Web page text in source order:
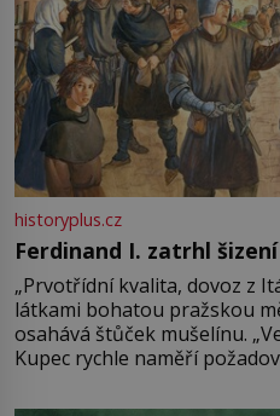
historyplus.cz
Ferdinand I. zatrhl
„Prvotřídní kvalita, dovoz z
látkami bohatou pražskou
osahává štůček mušelínu.
Kupec rychle naměří
milostpaní. Stačí jenom na